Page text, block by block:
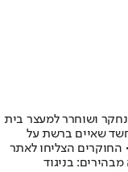
לחקירה בחשד שאיים ברשת על
• החוקרים הצליחו לאתר
בניגוד